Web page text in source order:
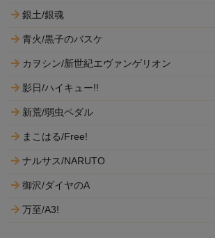
銀土/銀魂
青火/黒子のバスケ
カヲシン/新世紀エヴァンゲリオン
影日/ハイキュー!!
新荒/弱虫ペダル
まこはる/Free!
ナルサス/NARUTO
御沢/ダイヤのA
万至/A3!